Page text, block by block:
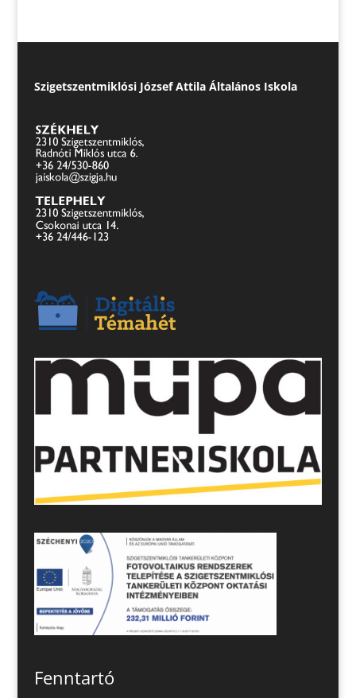
Szigetszentmiklósi József Attila Általános Iskola
Fenntartó